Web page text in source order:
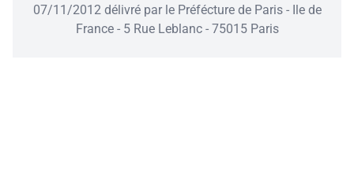
07/11/2012 délivré par le Préfécture de Paris - Ile de
France - 5 Rue Leblanc - 75015 Paris